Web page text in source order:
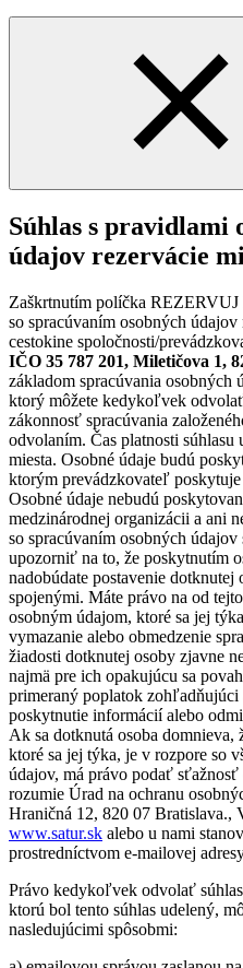
Súhlas s pravidlami
údajov rezervácie
Zaškrtnutím políčka
so spracúvaním osobných
cestokine spoločnosti/
IČO 35 787 201, Miletičova 1,
základom spracúvania osobných
ktorý môžete kedykoľvek
zákonnosť spracúvania
odvolaním. Čas platnosti súhlasu
miesta. Osobné údaje budú
ktorým prevádzkovateľ poskytuje
Osobné údaje nebudú
medzinárodnej organizácii a ani
so spracúvaním osobných
upozorniť na to, že poskytnutím
nadobúdate postavenie
spojenými. Máte právo na od
osobným údajom, ktoré sa jej
vymazanie alebo obmedzenie
žiadosti dotknutej osoby zjavne
najmä pre ich opakujúcu sa
primeraný poplatok zohľadňujúci
poskytnutie informácií alebo
Ak sa dotknutá osoba domnieva,
ktoré sa jej týka, je v rozpore so
údajov, má právo podať
rozumie Úrad na ochranu
Hraničná 12, 820 07 Bratislava.,
www.satur.sk alebo u nami
prostredníctvom e-mailovej
Právo kedykoľvek odvolať
ktorú bol tento súhlas udelený,
nasledujúcimi spôsobmi: